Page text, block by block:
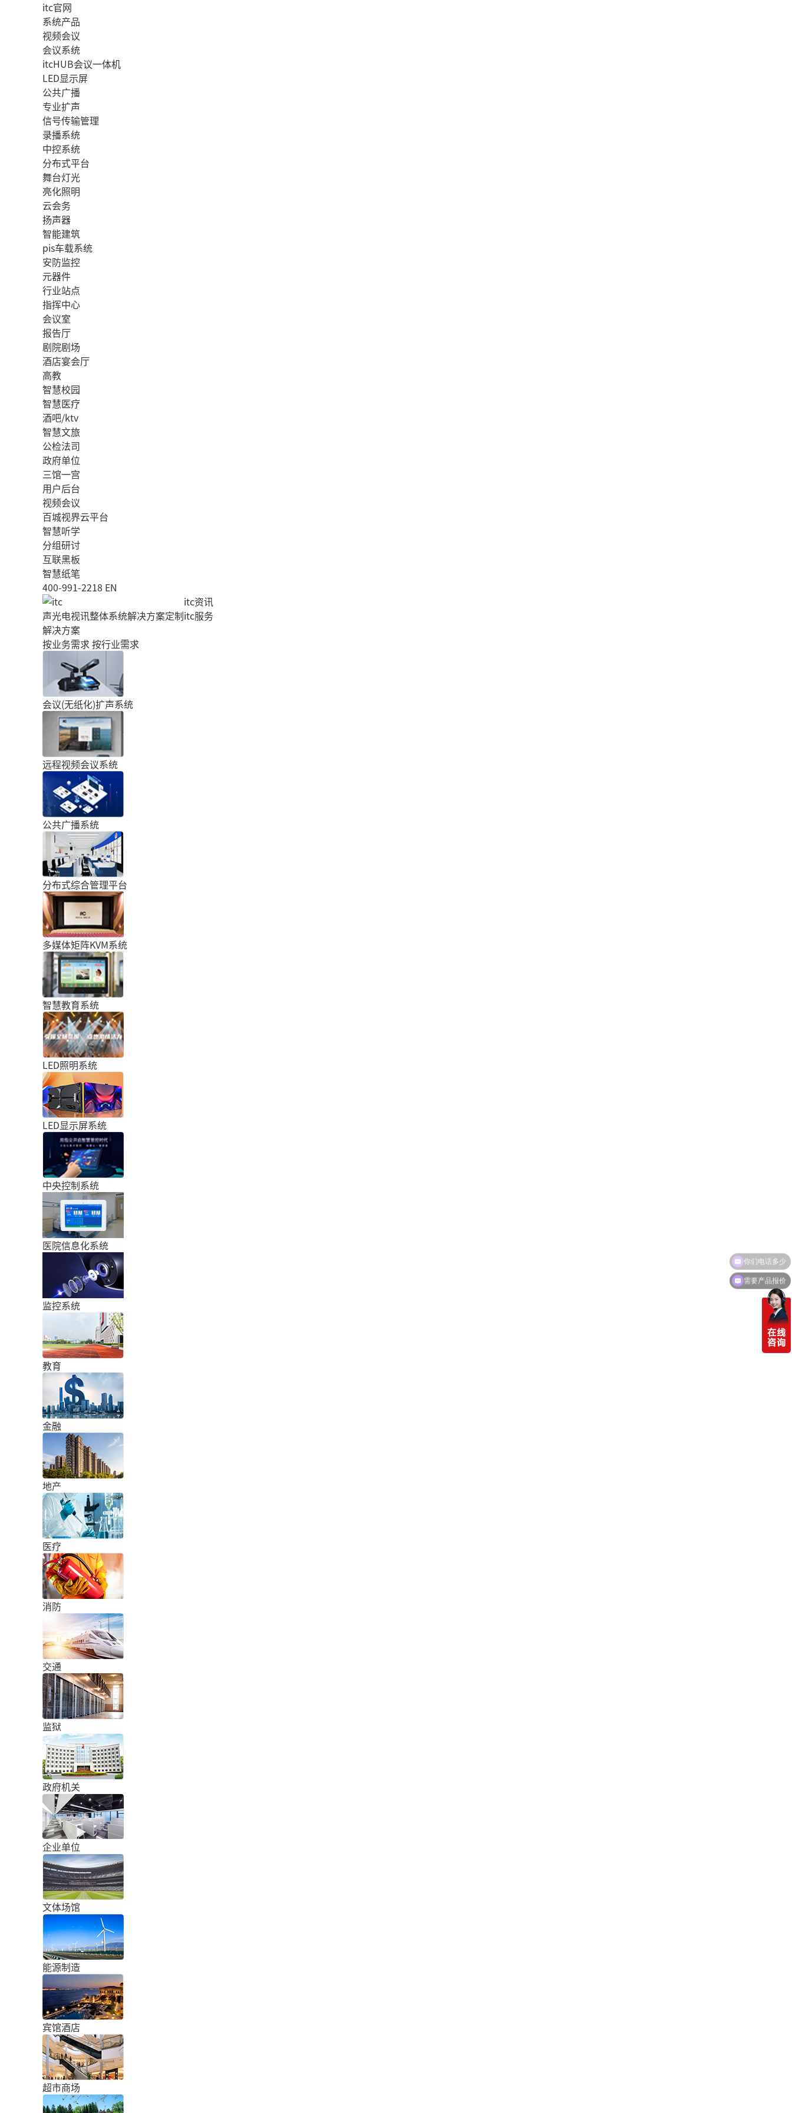
itc官网
系统产品
视频会议
会议系统
itcHUB会议一体机
LED显示屏
公共广播
专业扩声
信号传输管理
录播系统
中控系统
分布式平台
舞台灯光
亮化照明
云会务
扬声器
智能建筑
pis车载系统
安防监控
元器件
行业站点
指挥中心
会议室
报告厅
剧院剧场
酒店宴会厅
高教
智慧校园
智慧医疗
酒吧/ktv
智慧文旅
公检法司
政府单位
三馆一宫
用户后台
视频会议
百城视界云平台
智慧听学
分组研讨
互联黑板
智慧纸笔
400-991-2218 EN
声光电视讯整体系统解决方案定制
解决方案
按业务需求按行业需求
会议(无纸化)扩声系统
远程视频会议系统
公共广播系统
分布式综合管理平台
多媒体矩阵KVM系统
智慧教育系统
LED照明系统
LED显示屏系统
中央控制系统
医院信息化系统
监控系统
教育
金融
地产
医疗
消防
交通
监狱
政府机关
企业单位
文体场馆
能源制造
宾馆酒店
超市商场
itc资讯
itc服务
需要产品报价